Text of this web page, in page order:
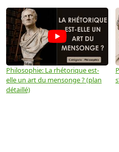
Philosophie: La rhétorique est-
elle un art du mensonge ? (plan
détaillé)